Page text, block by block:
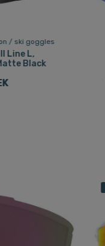
/ ski goggles
Line L,
Black